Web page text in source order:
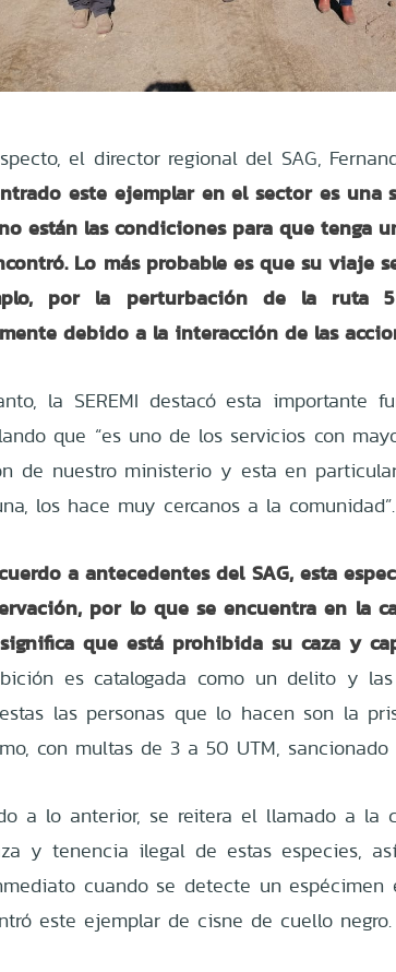
el director regional del SAG,
este ejemplar en el sector es una
están las condiciones para que tenga
Lo más probable es que su viaje
por la perturbación de la ruta
debido a la interacción de las
la SEREMI destacó esta importante
que “es uno de los servicios con
de nuestro ministerio y esta en
los hace muy cercanos a la comunidad”.
a antecedentes del SAG, esta
por lo que se encuentra en la
que está prohibida su caza y
es catalogada como un delito y
las personas que lo hacen son la
con multas de 3 a 50 UTM,
a lo anterior, se reitera el llamado a la
y tenencia ilegal de estas especies,
cuando se detecte un espécimen
este ejemplar de cisne de cuello negro.